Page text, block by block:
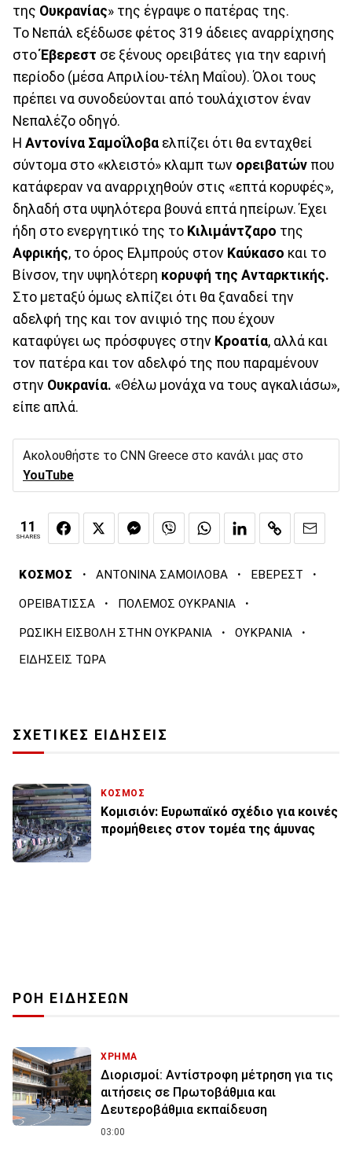
της Ουκρανίας» της έγραψε ο πατέρας της.
Το Νεπάλ εξέδωσε φέτος 319 άδειες αναρρίχησης
στοΈβερεστ σε ξένους ορειβάτες για την εαρινή
περίοδο (μέσα Απριλίου-τέλη Μαΐου). Όλοι τους
πρέπει να συνοδεύονται από τουλάχιστον έναν
Νεπαλέζο οδηγό.
Η Αντονίνα Σαμοΐλοβα ελπίζει ότι θα ενταχθεί
σύντομα στο «κλειστό» κλαμπ των ορειβατών που
κατάφεραν να αναρριχηθούν στις «επτά κορυφές»,
δηλαδή στα υψηλότερα βουνά επτά ηπείρων. Έχει
ήδη στο ενεργητικό της το Κιλιμάντζαρο της
Αφρικής, το όρος Ελμπρούς στον Καύκασο και το
Βίνσον, την υψηλότερη κορυφή της Ανταρκτικής.
Στο μεταξύ όμως ελπίζει ότι θα ξαναδεί την
αδελφή της και τον ανιψιό της που έχουν
καταφύγει ως πρόσφυγες στην Κροατία, αλλά και
τον πατέρα και τον αδελφό της που παραμένουν
στην Ουκρανία. «Θέλω μονάχα να τους αγκαλιάσω»,
είπε απλά.
Ακολουθήστε το CNN Greece στο κανάλι μας στο
YouTube
11
SHARES
ΚΟΣΜΟΣ · ΑΝΤΟΝΙΝΑ ΣΑΜΟΙΛΟΒΑ · ΕΒΕΡΕΣΤ ·
ΟΡΕΙΒΑΤΙΣΣΑ · ΠΟΛΕΜΟΣ ΟΥΚΡΑΝΙΑ ·
ΡΩΣΙΚΗ ΕΙΣΒΟΛΗ ΣΤΗΝ ΟΥΚΡΑΝΙΑ · ΟΥΚΡΑΝΙΑ ·
ΕΙΔΗΣΕΙΣ ΤΩΡΑ
ΣΧΕΤΙΚΕΣ ΕΙΔΗΣΕΙΣ
ΚΟΣΜΟΣ
Κομισιόν: Ευρωπαϊκό σχέδιο για κοινές
προμήθειες στον τομέα της άμυνας
ΡΟΗ ΕΙΔΗΣΕΩΝ
ΧΡΗΜΑ
Διορισμοί: Αντίστροφη μέτρηση για τις
αιτήσεις σε Πρωτοβάθμια και
Δευτεροβάθμια εκπαίδευση
03:00